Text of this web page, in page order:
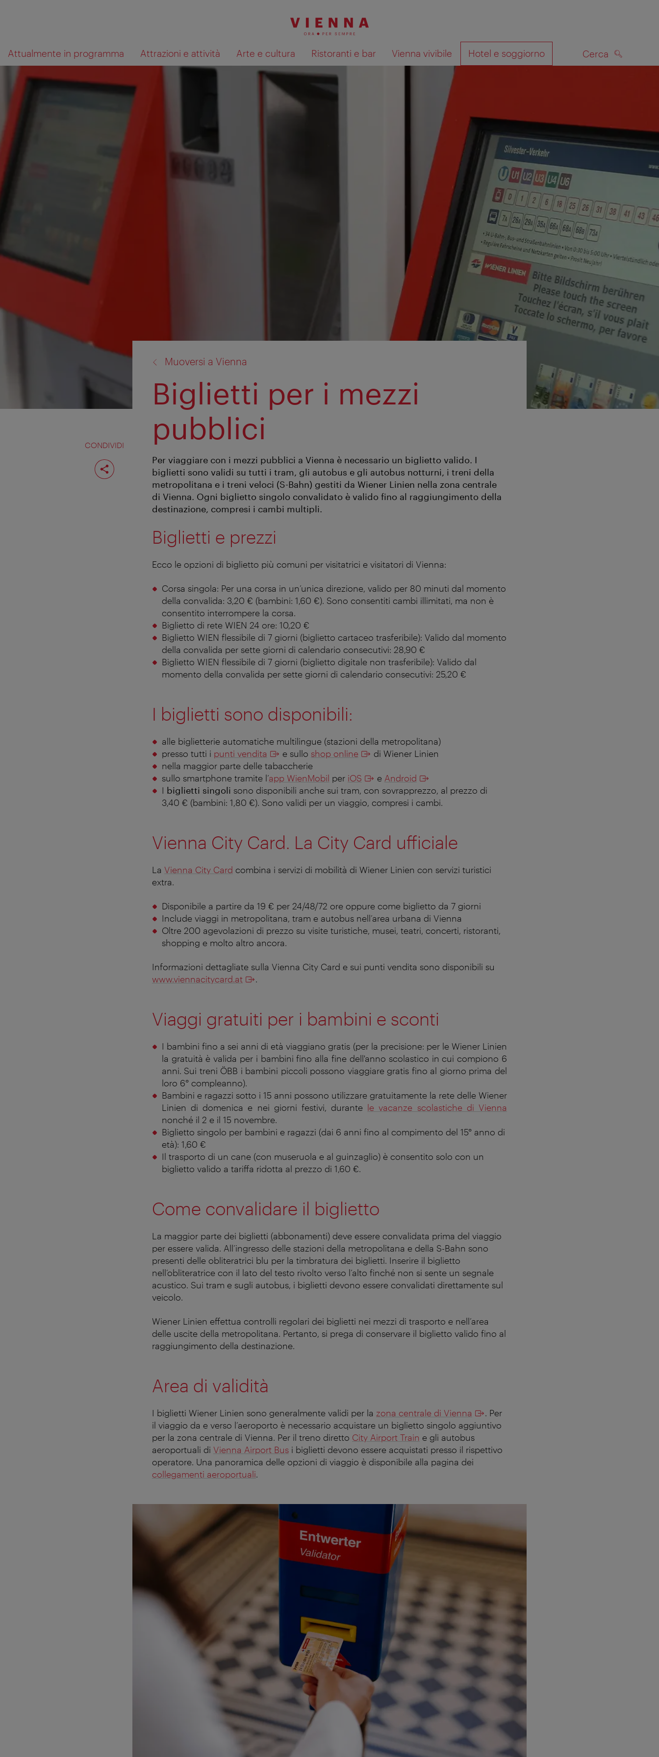
navigazione
contenuto
Attualmente in programma Attrazioni e attività Arte e cultura Ristoranti e bar Vienna vivibile Hotel e soggiorno Cerca
Cosa
cerchi?
Mostra i risultati della ricerca sulla mappa
CONDIVIDI
Condividi
pagina
Muoversi a Vienna
Biglietti per i mezzi
pubblici
Per viaggiare con i mezzi pubblici a Vienna è necessario un biglietto valido. I
biglietti sono validi su tutti i tram, gli autobus e gli autobus notturni, i treni della
metropolitana e i treni veloci (S-Bahn) gestiti da Wiener Linien nella zona centrale
di Vienna. Ogni biglietto singolo convalidato è valido fino al raggiungimento della
destinazione, compresi i cambi multipli.
Biglietti e prezzi
Ecco le opzioni di biglietto più comuni per visitatrici e visitatori di Vienna:
Corsa singola: Per una corsa in un’unica direzione, valido per 80 minuti dal momento
della convalida: 3,20 € (bambini: 1,60 €). Sono consentiti cambi illimitati, ma non è
consentito interrompere la corsa.
Biglietto di rete WIEN 24 ore: 10,20 €
Biglietto WIEN flessibile di 7 giorni (biglietto cartaceo trasferibile): Valido dal momento
della convalida per sette giorni di calendario consecutivi: 28,90 €
Biglietto WIEN flessibile di 7 giorni (biglietto digitale non trasferibile): Valido dal
momento della convalida per sette giorni di calendario consecutivi: 25,20 €
I biglietti sono disponibili:
alle biglietterie automatiche multilingue (stazioni della metropolitana)
presso tutti i punti vendita e sullo shop online
di Wiener Linien
nella maggior parte delle tabaccherie
sullo smartphone tramite l’app WienMobil per iOS e Android
I biglietti singoli sono disponibili anche sui tram, con sovrapprezzo, al prezzo di
3,40 € (bambini: 1,80 €). Sono validi per un viaggio, compresi i cambi.
Vienna City Card. La City Card ufficiale
La Vienna City Card combina i servizi di mobilità di Wiener Linien con servizi turistici
extra.
Disponibile a partire da 19 € per 24/48/72 ore oppure come biglietto da 7 giorni
Include viaggi in metropolitana, tram e autobus nell’area urbana di Vienna
Oltre 200 agevolazioni di prezzo su visite turistiche, musei, teatri, concerti, ristoranti,
shopping e molto altro ancora.
Informazioni dettagliate sulla Vienna City Card e sui punti vendita sono disponibili su
www.viennacitycard.at
.
Viaggi gratuiti per i bambini e sconti
I bambini fino a sei anni di età viaggiano gratis (per la precisione: per le Wiener Linien
la gratuità è valida per i bambini fino alla fine dell'anno scolastico in cui compiono 6
anni. Sui treni ÖBB i bambini piccoli possono viaggiare gratis fino al giorno prima del
loro 6° compleanno).
Bambini e ragazzi sotto i 15 anni possono utilizzare gratuitamente la rete delle Wiener
Linien di domenica e nei giorni festivi, durante le vacanze scolastiche di Vienna
nonché il 2 e il 15 novembre.
Biglietto singolo per bambini e ragazzi (dai 6 anni fino al compimento del 15° anno di
età): 1,60 €
Il trasporto di un cane (con museruola e al guinzaglio) è consentito solo con un
biglietto valido a tariffa ridotta al prezzo di 1,60 €.
Come convalidare il biglietto
La maggior parte dei biglietti (abbonamenti) deve essere convalidata prima del viaggio
per essere valida. All’ingresso delle stazioni della metropolitana e della S-Bahn sono
presenti delle obliteratrici blu per la timbratura dei biglietti. Inserire il biglietto
nell’obliteratrice con il lato del testo rivolto verso l’alto finché non si sente un segnale
acustico. Sui tram e sugli autobus, i biglietti devono essere convalidati direttamente sul
veicolo.
Wiener Linien effettua controlli regolari dei biglietti nei mezzi di trasporto e nell’area
delle uscite della metropolitana. Pertanto, si prega di conservare il biglietto valido fino al
raggiungimento della destinazione.
Area di validità
I biglietti Wiener Linien sono generalmente validi per la zona centrale di Vienna
. Per
il viaggio da e verso l’aeroporto è necessario acquistare un biglietto singolo aggiuntivo
per la zona centrale di Vienna. Per il treno diretto City Airport Train e gli autobus
aeroportuali di Vienna Airport Bus i biglietti devono essere acquistati presso il rispettivo
operatore. Una panoramica delle opzioni di viaggio è disponibile alla pagina dei
collegamenti aeroportuali.